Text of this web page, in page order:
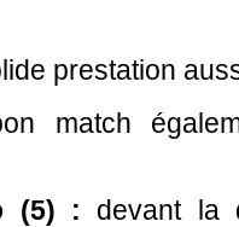
prestation
match
(5) : devant la